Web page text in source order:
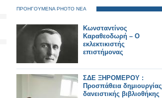
ΠΡΟΗΓΟΥΜΕΝΑ PHOTO ΝΕΑ
Κωνσταντίνος
Καραθεοδωρή – Ο
εκλεκτικιστής
επιστήμονας
ΣΔΕ ΞΗΡΟΜΕΡΟΥ :
Προσπάθεια δημιουργίας
δανειστικής βιβλιοθήκης